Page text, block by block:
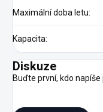
Maximální doba letu:
Kapacita:
Diskuze
Buďte první, kdo